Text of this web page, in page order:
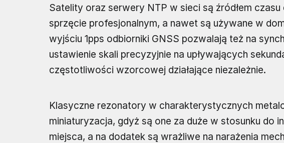
Satelity oraz serwery NTP w sieci są źródłem czasu
sprzęcie profesjonalnym, a nawet są używane w
wyjściu 1pps odbiorniki GNSS pozwalają też na
ustawienie skali precyzyjnie na upływających
częstotliwości wzorcowej działające niezależnie.
Klasyczne rezonatory w charakterystycznych
miniaturyzacja, gdyż są one za duże w stosunku do
miejsca, a na dodatek są wrażliwe na narażenia